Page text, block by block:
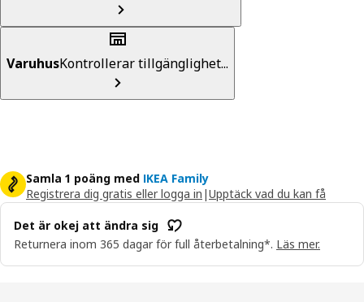
VaruhusKontrollerar tillgänglighet...
Samla 1 poäng med IKEA Family
Registrera dig gratis eller logga in |Upptäck vad du kan få
Det är okej att ändra sig
Returnera inom 365 dagar för full återbetalning*. Läs mer.